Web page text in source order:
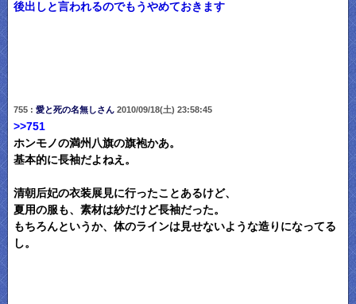
後出しと言われるのでもうやめておきます
755 : 愛と死の名無しさん2010/09/18(土) 23:58:45
>>751
ホンモノの満州八旗の旗袍かあ。
基本的に長袖だよねえ。
清朝后妃の衣装展見に行ったことあるけど、
夏用の服も、素材は紗だけど長袖だった。
もちろんというか、体のラインは見せないような造りになってる
し。